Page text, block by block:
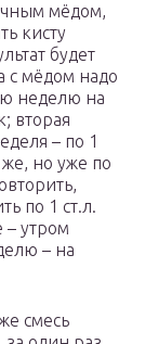
мёдом,
кисту
будет
с мёдом надо
неделю на
вторая
– по 1
же, но уже по
по 1 ст.л.
– утром
– на
смесь